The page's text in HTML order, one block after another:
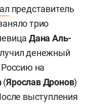
представитель
трио
Дана Аль-
денежный
на
(Ярослав Дронов)
выступления